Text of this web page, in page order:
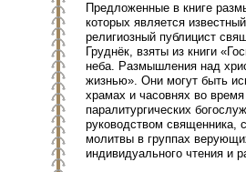
Предложенные в книге
которых является
религиозный публицист
Груднёк, взяты из книги
неба. Размышления над
жизнью». Они могут быть
храмах и часовнях во время
паралитургических
руководством священника,
молитвы в группах
индивидуального чтения и